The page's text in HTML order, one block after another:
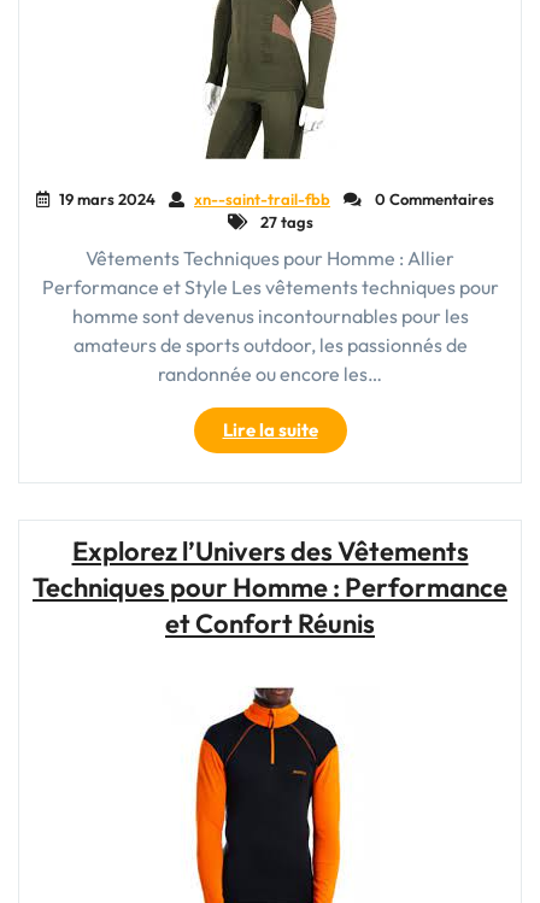
19 mars 2024 xn--saint-trail-fbb
0 Commentaires
27 tags
Vêtements Techniques pour Homme : Allier
Performance et Style Les vêtements techniques pour
homme sont devenus incontournables pour les
amateurs de sports outdoor, les passionnés de
randonnée ou encore les…
Lire la suite"Le
Guide
Ultime
Techniques
pour
Homme
:
et
Style
!"
Explorez l’Univers des Vêtements
Techniques pour Homme : Performance
et Confort Réunis